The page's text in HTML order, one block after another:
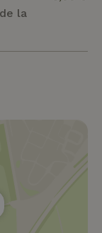
la